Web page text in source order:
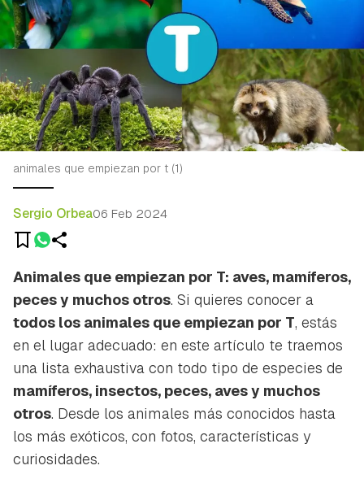
animales que empiezan por t (1)
Sergio Orbea06 Feb 2024
Animales que empiezan por T: aves, mamíferos,
peces y muchos otros. Si quieres conocer a
todos los animales que empiezan por T, estás
en el lugar adecuado: en este artículo te traemos
una lista exhaustiva con todo tipo de especies de
mamíferos, insectos, peces, aves y muchos
otros. Desde los animales más conocidos hasta
los más exóticos, con fotos, características y
curiosidades.